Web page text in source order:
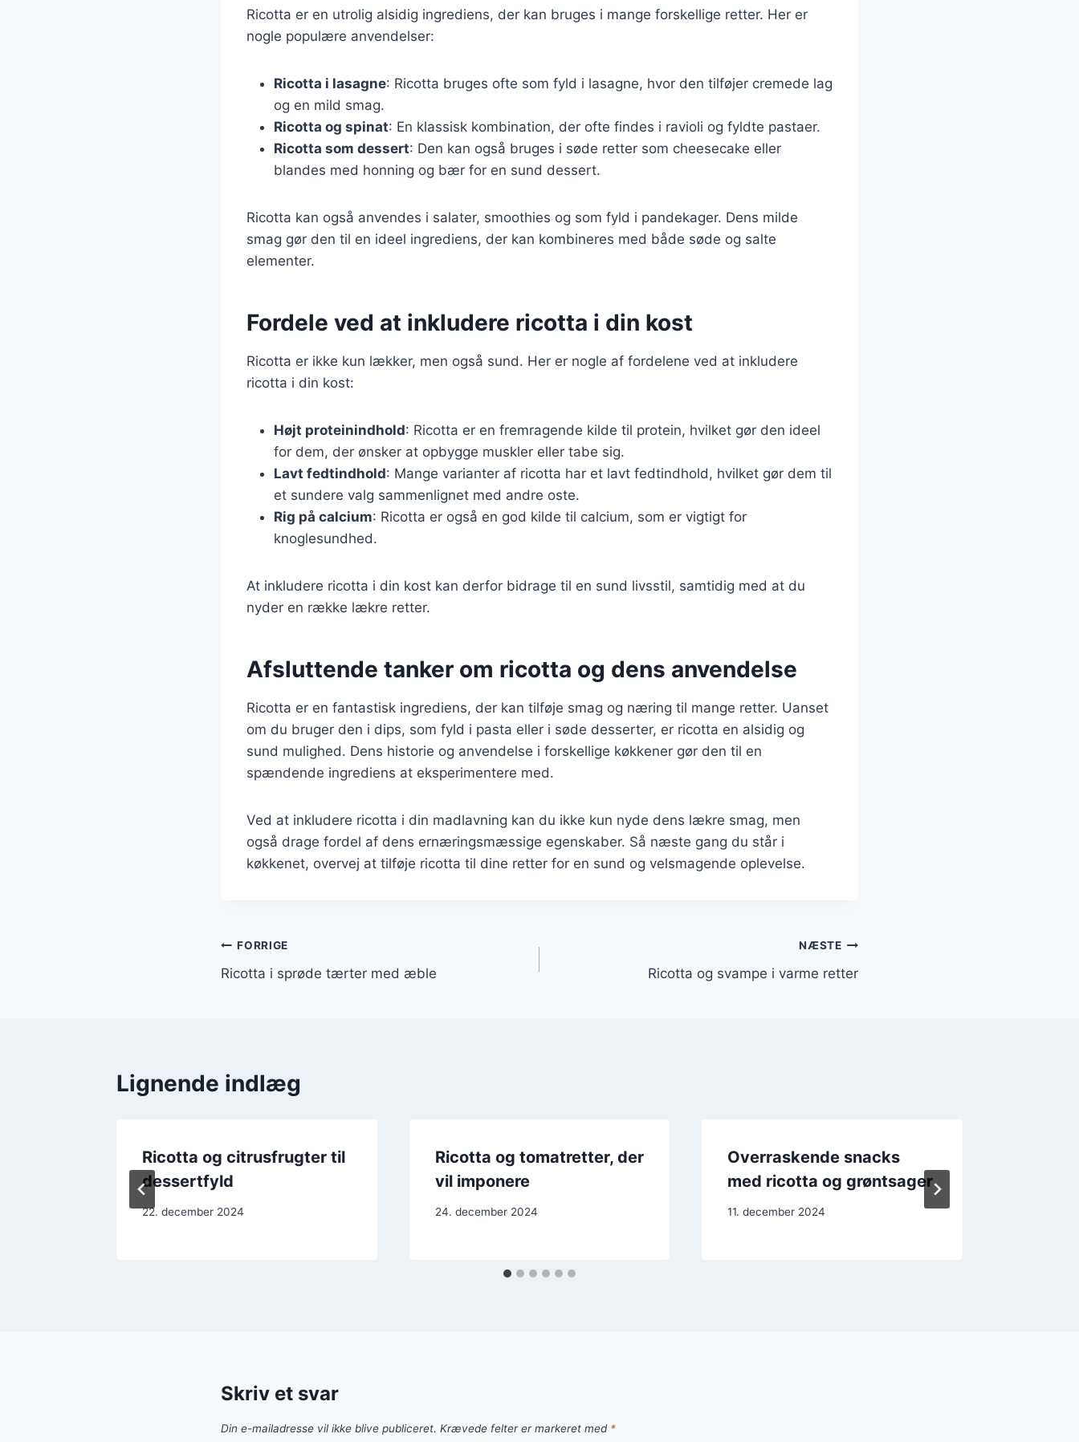
Ricotta er en utrolig alsidig ingrediens, der kan bruges i mange forskellige retter. Her er
nogle populære anvendelser:
Ricotta i lasagne: Ricotta bruges ofte som fyld i lasagne, hvor den tilføjer cremede lag
og en mild smag.
Ricotta og spinat: En klassisk kombination, der ofte findes i ravioli og fyldte pastaer.
Ricotta som dessert: Den kan også bruges i søde retter som cheesecake eller
blandes med honning og bær for en sund dessert.
Ricotta kan også anvendes i salater, smoothies og som fyld i pandekager. Dens milde
smag gør den til en ideel ingrediens, der kan kombineres med både søde og salte
elementer.
Fordele ved at inkludere ricotta i din kost
Ricotta er ikke kun lækker, men også sund. Her er nogle af fordelene ved at inkludere
ricotta i din kost:
Højt proteinindhold: Ricotta er en fremragende kilde til protein, hvilket gør den ideel
for dem, der ønsker at opbygge muskler eller tabe sig.
Lavt fedtindhold: Mange varianter af ricotta har et lavt fedtindhold, hvilket gør dem til
et sundere valg sammenlignet med andre oste.
Rig på calcium: Ricotta er også en god kilde til calcium, som er vigtigt for
knoglesundhed.
At inkludere ricotta i din kost kan derfor bidrage til en sund livsstil, samtidig med at du
nyder en række lækre retter.
Afsluttende tanker om ricotta og dens anvendelse
Ricotta er en fantastisk ingrediens, der kan tilføje smag og næring til mange retter. Uanset
om du bruger den i dips, som fyld i pasta eller i søde desserter, er ricotta en alsidig og
sund mulighed. Dens historie og anvendelse i forskellige køkkener gør den til en
spændende ingrediens at eksperimentere med.
Ved at inkludere ricotta i din madlavning kan du ikke kun nyde dens lækre smag, men
også drage fordel af dens ernæringsmæssige egenskaber. Så næste gang du står i
køkkenet, overvej at tilføje ricotta til dine retter for en sund og velsmagende oplevelse.
Indlægsnavigation
FORRIGE
Ricotta i sprøde tærter med æble
NÆSTE
Ricotta og svampe i varme retter
Lignende indlæg
Ricotta og citrusfrugter til
dessertfyld
22. december 2024
Ricotta og tomatretter, der
vil imponere
24. december 2024
Overraskende snacks
med ricotta og grøntsager
11. december 2024
Skriv et svar
Din e-mailadresse vil ikke blive publiceret. Krævede felter er markeret med *